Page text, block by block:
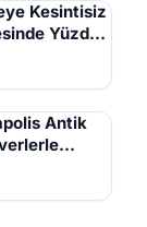
Kesintisiz
Yüzde
Antik